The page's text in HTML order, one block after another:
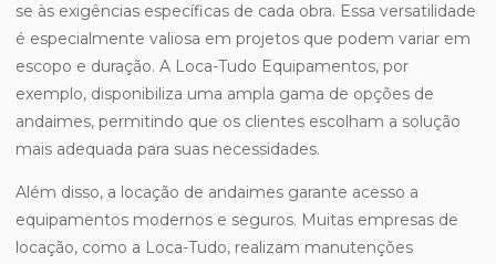
se às exigências específicas de cada obra. Essa versatilidade
é especialmente valiosa em projetos que podem variar em
escopo e duração. A Loca-Tudo Equipamentos, por
exemplo, disponibiliza uma ampla gama de opções de
andaimes, permitindo que os clientes escolham a solução
mais adequada para suas necessidades.
Além disso, a locação de andaimes garante acesso a
equipamentos modernos e seguros. Muitas empresas de
locação, como a Loca-Tudo, realizam manutenções